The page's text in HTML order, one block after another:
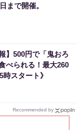
まで開催。
】500円で「鬼おろ
べられる！最大260
スタート》
Recommended by